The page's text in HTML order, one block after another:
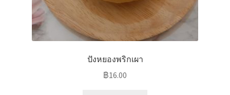
ปังหยองพริกเผา
฿16.00